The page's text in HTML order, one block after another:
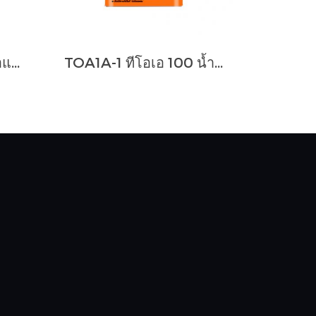
ฉลาม 2อิน1 ไทล์ ปูนก่อและปูนกาว TOA1A-1 ทีโอเอ 100 น้ำยาเคลือบเงาใสกันซึม